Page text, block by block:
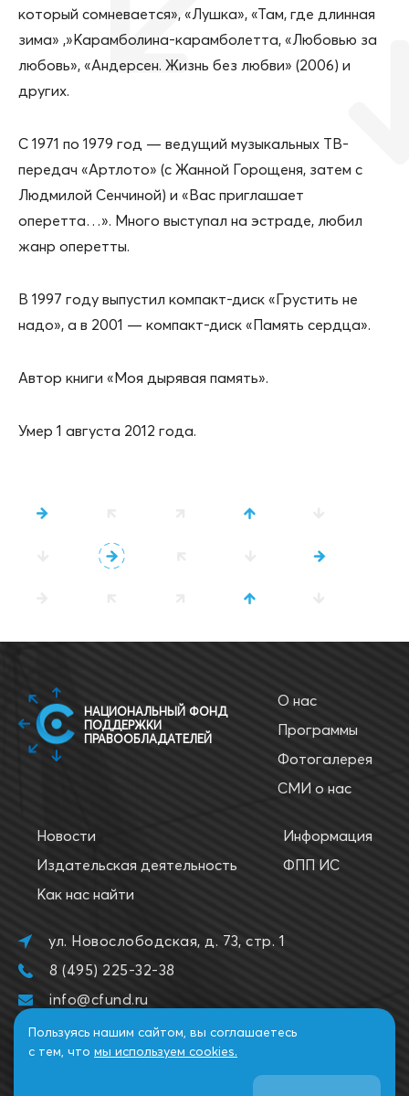
который сомневается», «Лушка», «Там, где длинная
зима» ,»Карамболина-карамболетта, «Любовью за
любовь», «Андерсен. Жизнь без любви» (2006) и
других.
С 1971 по 1979 год — ведущий музыкальных ТВ-
передач «Артлото» (с Жанной Горощеня, затем с
Людмилой Сенчиной) и «Вас приглашает
оперетта…». Много выступал на эстраде, любил
жанр оперетты.
В 1997 году выпустил компакт-диск «Грустить не
надо», а в 2001 — компакт-диск «Память сердца».
Автор книги «Моя дырявая память».
Умер 1 августа 2012 года.
НАЦИОНАЛЬНЫЙ ФОНД
ПОДДЕРЖКИ
ПРАВООБЛАДАТЕЛЕЙ
О нас
Программы
Фотогалерея
СМИ о нас
Новости
Издательская деятельность
Как нас найти
Информация
ФПП ИС
ул. Новослободская, д. 73, стр. 1
8 (495) 225-32-38
info@cfund.ru
Пользуясь нашим сайтом, вы соглашаетесь
с тем, что мы используем cookies.